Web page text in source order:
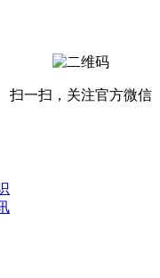
扫一扫，关注官方微信